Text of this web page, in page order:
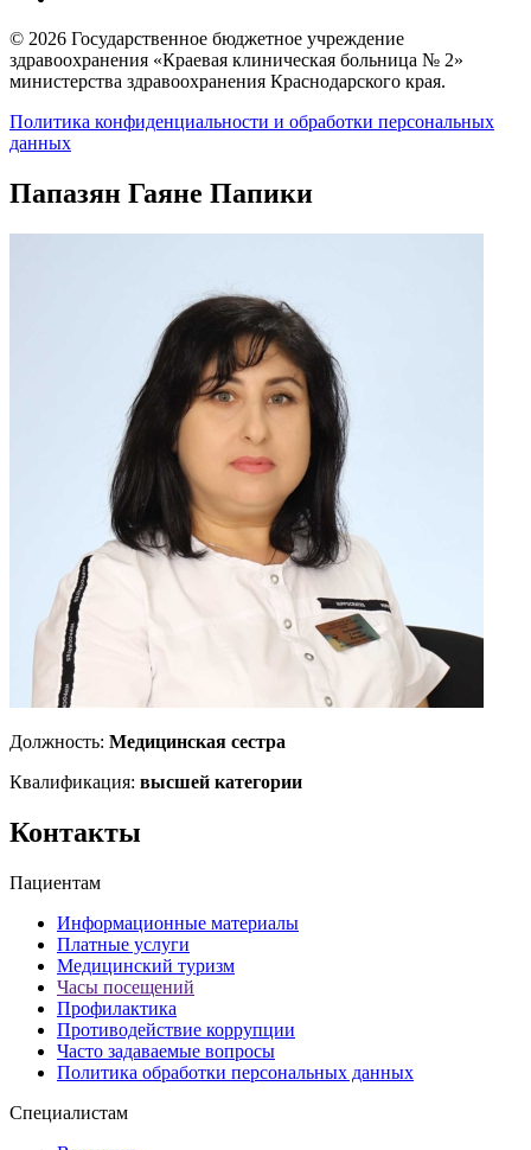
© 2026 Государственное бюджетное учреждение
здравоохранения «Краевая клиническая больница № 2»
министерства здравоохранения Краснодарского края.
Политика конфиденциальности и обработки персональных
данных
Папазян Гаяне Папики
Должность: Медицинская сестра
Квалификация: высшей категории
Контакты
Пациентам
Информационные материалы
Платные услуги
Медицинский туризм
Часы посещений
Профилактика
Противодействие коррупции
Часто задаваемые вопросы
Политика обработки персональных данных
Специалистам